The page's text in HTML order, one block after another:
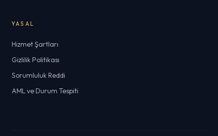
YASAL
Hizmet Şartları
Gizlilik Politikası
Sorumluluk Reddi
AML ve Durum Tespiti